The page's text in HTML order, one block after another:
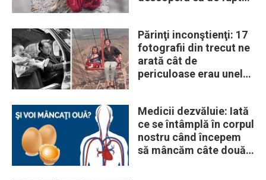
Părinţi inconştienţi: 17
fotografii din trecut ne
arată cât de
periculoase erau unele
Medicii dezvăluie: Iată
ce se întâmplă în corpul
nostru când începem
să mâncăm câte două